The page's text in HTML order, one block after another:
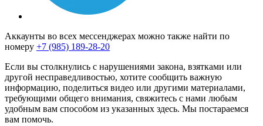
Аккаунты во всех мессенджерах можно также найти по
номеру +7 (985) 189-28-20
Если вы столкнулись с нарушениями закона, взятками или
другой несправедливостью, хотите сообщить важную
информацию, поделиться видео или другими материалами,
требующими общего внимания, свяжитесь с нами любым
удобным вам способом из указанных здесь. Мы постараемся
вам помочь.